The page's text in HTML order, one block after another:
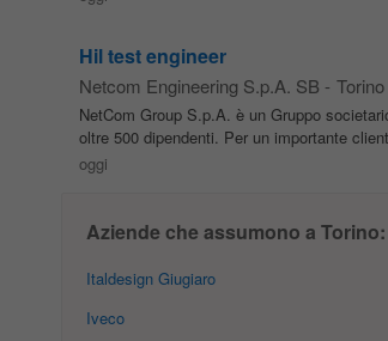
Hil test engineer
Netcom Engineering S.p.A. SB - Torino
NetCom Group S.p.A. è un Gruppo
oltre 500 dipendenti. Per un importante
oggi
Aziende che assumono a Torino:
Italdesign Giugiaro
Iveco